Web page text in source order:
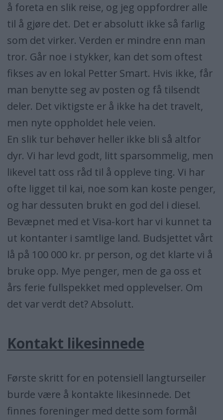
å foreta en slik reise, og jeg oppfordrer alle
til å gjøre det. Det er absolutt ikke så farlig
som det virker. Verden er mindre enn man
tror. Går noe i stykker, kan det som oftest
fikses av en lokal Petter Smart. Hvis ikke, får
man benytte seg av posten og få tilsendt
deler. Det viktigste er å ikke ha det travelt,
men nyte oppholdet hele veien.
En slik tur behøver heller ikke bli så altfor
dyr. Vi har levd godt, litt sparsommelig, men
likevel tatt oss råd til å oppleve ting. Vi har
ofte ligget til kai, noe som kan koste penger,
og har dessuten brukt en god del i diesel.
Bevæpnet med et Visa-kort har vi kunnet ta
ut kontanter i samtlige land. Budsjettet vårt
lå på 100 000 kr. pr person, og det klarte vi å
bruke opp. Mye penger, men de ga oss et
års ferie fullspekket med opplevelser. Om
det var verdt det? Absolutt.
Kontakt likesinnede
Første skritt for en potensiell langturseiler
burde være å kontakte likesinnede. Det
finnes foreninger med dette som formål